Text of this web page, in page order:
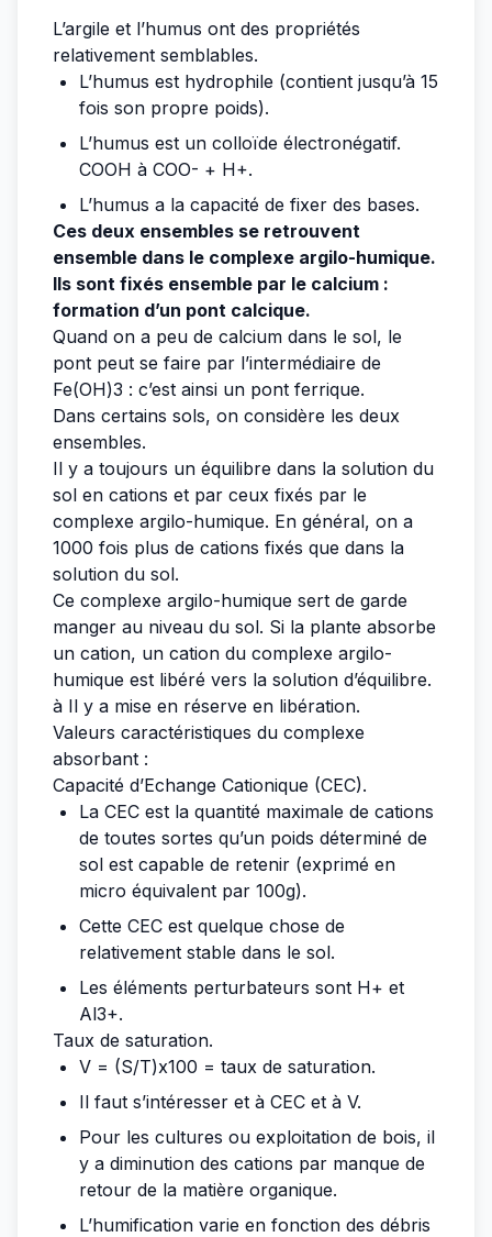
L’argile et l’humus ont des propriétés
relativement semblables.
L’humus est hydrophile (contient jusqu’à 15
fois son propre poids).
L’humus est un colloïde électronégatif.
COOH à COO- + H+.
L’humus a la capacité de fixer des bases.
Ces deux ensembles se retrouvent
ensemble dans le complexe argilo-humique.
Ils sont fixés ensemble par le calcium :
formation d’un pont calcique.
Quand on a peu de calcium dans le sol, le
pont peut se faire par l’intermédiaire de
Fe(OH)3 : c’est ainsi un pont ferrique.
Dans certains sols, on considère les deux
ensembles.
Il y a toujours un équilibre dans la solution du
sol en cations et par ceux fixés par le
complexe argilo-humique. En général, on a
1000 fois plus de cations fixés que dans la
solution du sol.
Ce complexe argilo-humique sert de garde
manger au niveau du sol. Si la plante absorbe
un cation, un cation du complexe argilo-
humique est libéré vers la solution d’équilibre.
à Il y a mise en réserve en libération.
Valeurs caractéristiques du complexe
absorbant :
Capacité d’Echange Cationique (CEC).
La CEC est la quantité maximale de cations
de toutes sortes qu’un poids déterminé de
sol est capable de retenir (exprimé en
micro équivalent par 100g).
Cette CEC est quelque chose de
relativement stable dans le sol.
Les éléments perturbateurs sont H+ et
Al3+.
Taux de saturation.
V = (S/T)x100 = taux de saturation.
Il faut s’intéresser et à CEC et à V.
Pour les cultures ou exploitation de bois, il
y a diminution des cations par manque de
retour de la matière organique.
L’humification varie en fonction des débris